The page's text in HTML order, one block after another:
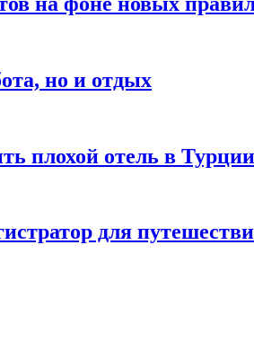
но и отдых
плохой отель в
для